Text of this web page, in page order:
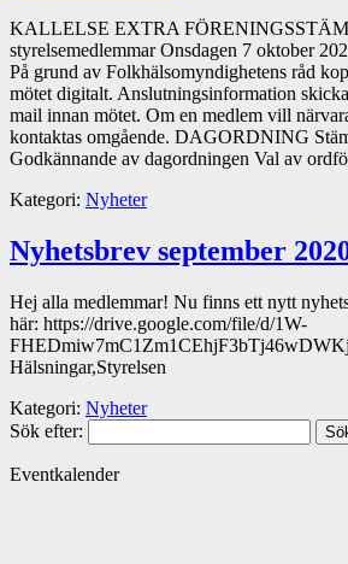
KALLELSE EXTRA
styrelsemedlemmar Onsdagen 7 oktober
På grund av Folkhälsomyndighetens råd
mötet digitalt. Anslutningsinformation
mail innan mötet. Om en medlem vill
kontaktas omgående. DAGORDNING
Godkännande av dagordningen Val av
Kategori: Nyheter
Nyhetsbrev september
Hej alla medlemmar! Nu finns ett nytt
här: https://drive.google.com/file/d/1W-
Hälsningar,Styrelsen
Kategori: Nyheter
Sök efter:
Eventkalender